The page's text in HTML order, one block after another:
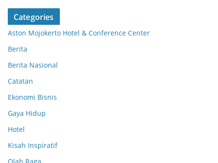
Categories
Aston Mojokerto Hotel & Conference Center
Berita
Berita Nasional
Catatan
Ekonomi Bisnis
Gaya Hidup
Hotel
Kisah Inspiratif